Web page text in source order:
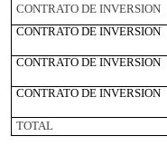
CONTRATO DE INVERSION
CONTRATO DE INVERSION
CONTRATO DE INVERSION
CONTRATO DE INVERSION
TOTAL